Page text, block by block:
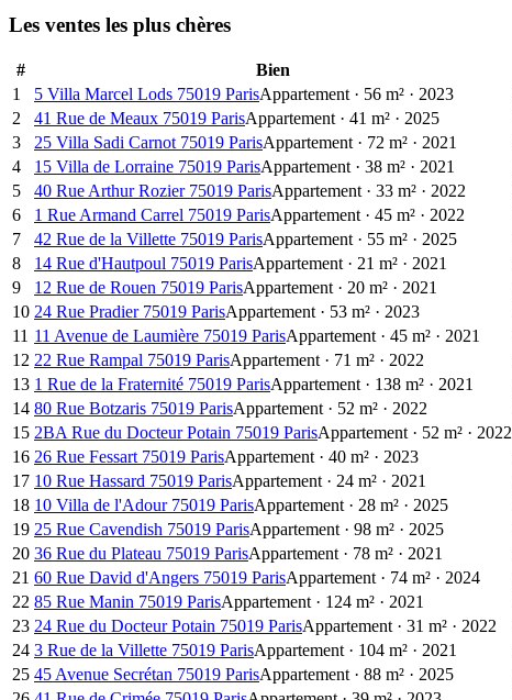
Les ventes les plus chères
# Bien
1
5 Villa Marcel Lods 75019 ParisAppartement · 56 m² · 2023
2
41 Rue de Meaux 75019 ParisAppartement · 41 m² · 2025
3
25 Villa Sadi Carnot 75019 ParisAppartement · 72 m² · 2021
4
15 Villa de Lorraine 75019 ParisAppartement · 38 m² · 2021
5
40 Rue Arthur Rozier 75019 ParisAppartement · 33 m² · 2022
6
1 Rue Armand Carrel 75019 ParisAppartement · 45 m² · 2022
7
42 Rue de la Villette 75019 ParisAppartement · 55 m² · 2025
8
14 Rue d'Hautpoul 75019 ParisAppartement · 21 m² · 2021
9
12 Rue de Rouen 75019 ParisAppartement · 20 m² · 2021
10 24 Rue Pradier 75019 ParisAppartement · 53 m² · 2023
11 11 Avenue de Laumière 75019 ParisAppartement · 45 m² · 2021
12 22 Rue Rampal 75019 ParisAppartement · 71 m² · 2022
13 1 Rue de la Fraternité 75019 ParisAppartement · 138 m² · 2021
14 80 Rue Botzaris 75019 ParisAppartement · 52 m² · 2022
15 2BA Rue du Docteur Potain 75019 ParisAppartement · 52 m² · 2022
16 26 Rue Fessart 75019 ParisAppartement · 40 m² · 2023
17 10 Rue Hassard 75019 ParisAppartement · 24 m² · 2021
18 10 Villa de l'Adour 75019 ParisAppartement · 28 m² · 2025
19 25 Rue Cavendish 75019 ParisAppartement · 98 m² · 2025
20 36 Rue du Plateau 75019 ParisAppartement · 78 m² · 2021
21 60 Rue David d'Angers 75019 ParisAppartement · 74 m² · 2024
22 85 Rue Manin 75019 ParisAppartement · 124 m² · 2021
23 24 Rue du Docteur Potain 75019 ParisAppartement · 31 m² · 2022
24 3 Rue de la Villette 75019 ParisAppartement · 104 m² · 2021
25 45 Avenue Secrétan 75019 ParisAppartement · 88 m² · 2025